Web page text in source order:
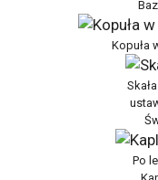
Kopuła
Po